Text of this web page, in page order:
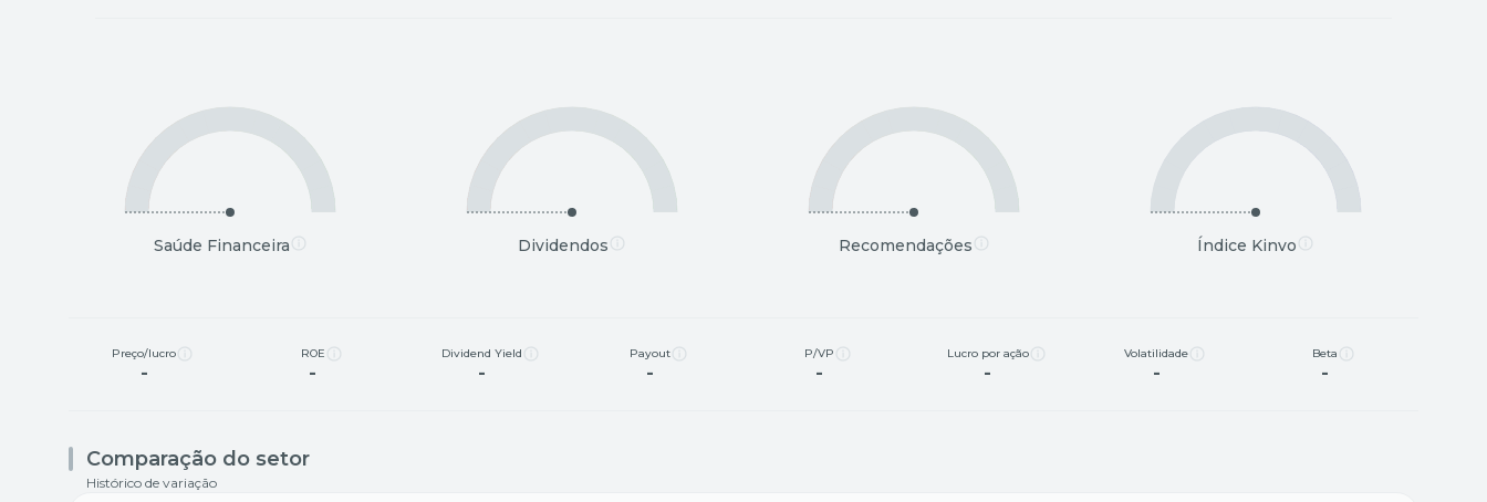
Saúde Financeira Dividendos Recomendações Índice Kinvo
Preço/lucro
-
ROE
-
Dividend Yield
-
Payout
-
P/VP
-
Lucro por ação
-
Volatilidade
-
Beta
-
Comparação do setor
Histórico de variação